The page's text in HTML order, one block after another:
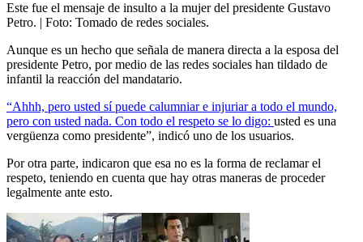
Este fue el mensaje de insulto a la mujer del presidente Gustavo
Petro. | Foto: Tomado de redes sociales.
Aunque es un hecho que señala de manera directa a la esposa del
presidente Petro, por medio de las redes sociales han tildado de
infantil la reacción del mandatario.
“Ahhh, pero usted sí puede calumniar e injuriar a todo el mundo,
pero con usted nada. Con todo el respeto se lo digo: usted es una
vergüenza como presidente”, indicó uno de los usuarios.
Por otra parte, indicaron que esa no es la forma de reclamar el
respeto, teniendo en cuenta que hay otras maneras de proceder
legalmente ante esto.